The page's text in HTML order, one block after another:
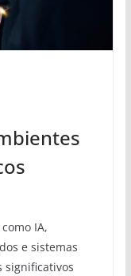
IA,
e sistemas
significativos